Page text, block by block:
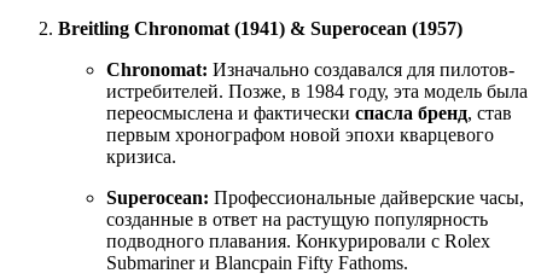
Breitling Chronomat (1941) & Superocean (1957)
Chronomat: Изначально создавался для пилотов-
истребителей. Позже, в 1984 году, эта модель была
переосмыслена и фактически спасла бренд, став
первым хронографом новой эпохи кварцевого
кризиса.
Superocean: Профессиональные дайверские часы,
созданные в ответ на растущую популярность
подводного плавания. Конкурировали с Rolex
Submariner и Blancpain Fifty Fathoms.